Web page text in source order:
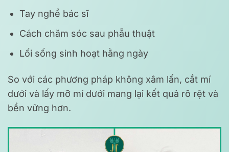
Tay nghề bác sĩ
Cách chăm sóc sau phẫu thuật
Lối sống sinh hoạt hằng ngày
So với các phương pháp không xâm lấn, cắt mí
dưới và lấy mỡ mí dưới mang lại kết quả rõ rệt và
bền vững hơn.